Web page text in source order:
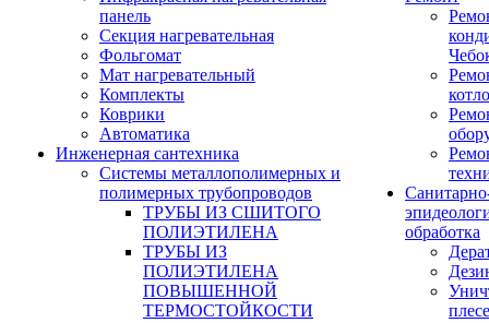
панель
Секция нагревательная
Фольгомат
Мат нагревательный
Комплекты
Коврики
Автоматика
Инженерная сантехника
Системы металлополимерных и
полимерных трубопроводов
ТРУБЫ ИЗ СШИТОГО
ПОЛИЭТИЛЕНА
ТРУБЫ ИЗ
ПОЛИЭТИЛЕНА
ПОВЫШЕННОЙ
ТЕРМОСТОЙКОСТИ
обработка